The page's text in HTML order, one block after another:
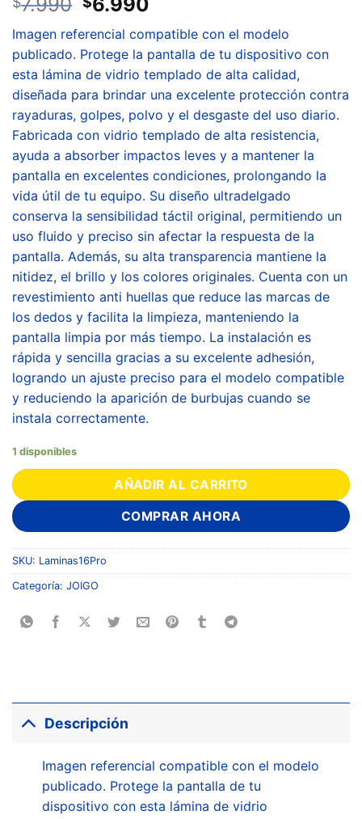
Imagen referencial compatible con el modelo
publicado. Protege la pantalla de tu dispositivo con
esta lámina de vidrio templado de alta calidad,
diseñada para brindar una excelente protección contra
rayaduras, golpes, polvo y el desgaste del uso diario.
Fabricada con vidrio templado de alta resistencia,
ayuda a absorber impactos leves y a mantener la
pantalla en excelentes condiciones, prolongando la
vida útil de tu equipo. Su diseño ultradelgado
conserva la sensibilidad táctil original, permitiendo un
uso fluido y preciso sin afectar la respuesta de la
pantalla. Además, su alta transparencia mantiene la
nitidez, el brillo y los colores originales. Cuenta con un
revestimiento anti huellas que reduce las marcas de
los dedos y facilita la limpieza, manteniendo la
pantalla limpia por más tiempo. La instalación es
rápida y sencilla gracias a su excelente adhesión,
logrando un ajuste preciso para el modelo compatible
y reduciendo la aparición de burbujas cuando se
instala correctamente.
1 disponibles
AÑADIR AL CARRITO
COMPRAR AHORA
SKU: Laminas16Pro
Categoría: JOIGO
Descripción
Imagen referencial compatible con el modelo
publicado. Protege la pantalla de tu
dispositivo con esta lámina de vidrio